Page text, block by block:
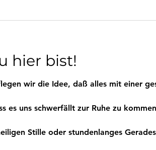
hier bist!
wir die Idee, daß alles mit einer
es uns schwerfällt zur Ruhe zu
Stille oder stundenlanges